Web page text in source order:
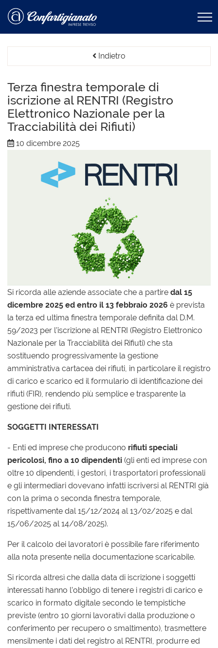
Indietro
Terza finestra temporale di
iscrizione al RENTRI (Registro
Elettronico Nazionale per la
Tracciabilità dei Rifiuti)
10 dicembre 2025
Si ricorda alle aziende associate che a partire dal 15
dicembre 2025 ed entro il 13 febbraio 2026 è prevista
la terza ed ultima finestra temporale definita dal D.M.
59/2023 per l’iscrizione al RENTRI (Registro Elettronico
Nazionale per la Tracciabilità dei Rifiuti) che sta
sostituendo progressivamente la gestione
amministrativa cartacea dei rifiuti, in particolare il registro
di carico e scarico ed il formulario di identificazione dei
rifiuti (FIR), rendendo più semplice e trasparente la
gestione dei rifiuti.
SOGGETTI INTERESSATI
- Enti ed imprese che producono rifiuti speciali
pericolosi, fino a 10 dipendenti (gli enti ed imprese con
oltre 10 dipendenti, i gestori, i trasportatori professionali
e gli intermediari dovevano infatti iscriversi al RENTRI già
con la prima o seconda finestra temporale,
rispettivamente dal 15/12/2024 al 13/02/2025 e dal
15/06/2025 al 14/08/2025).
Per il calcolo dei lavoratori è possibile fare riferimento
alla nota presente nella documentazione scaricabile.
Si ricorda altresì che dalla data di iscrizione i soggetti
interessati hanno l’obbligo di tenere i registri di carico e
scarico in formato digitale secondo le tempistiche
previste (entro 10 giorni lavorativi dalla produzione o
conferimento per recupero o smaltimento), trasmettere
mensilmente i dati del registro al RENTRI, produrre ed